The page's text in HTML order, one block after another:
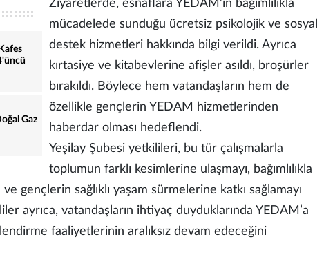
Gaz
Ziyaretlerde, esnaflara YEDAM’ın bağımlılıkla
mücadelede sunduğu ücretsiz psikolojik ve sosyal
destek hizmetleri hakkında bilgi verildi. Ayrıca
kırtasiye ve kitabevlerine afişler asıldı, broşürler
bırakıldı. Böylece hem vatandaşların hem de
özellikle gençlerin YEDAM hizmetlerinden
haberdar olması hedeflendi.
Yeşilay Şubesi yetkilileri, bu tür çalışmalarla
toplumun farklı kesimlerine ulaşmayı, bağımlılıkla
gençlerin sağlıklı yaşam sürmelerine katkı sağlamayı
ayrıca, vatandaşların ihtiyaç duyduklarında YEDAM’a
faaliyetlerinin aralıksız devam edeceğini